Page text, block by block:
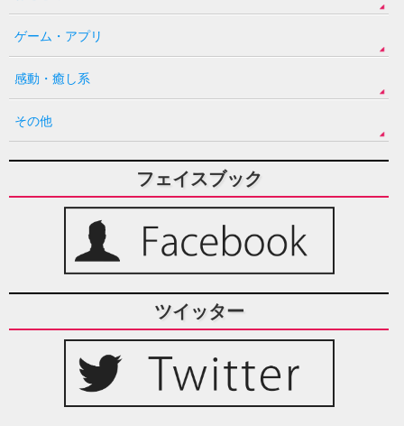
ゲーム・アプリ
感動・癒し系
その他
フェイスブック
ツイッター